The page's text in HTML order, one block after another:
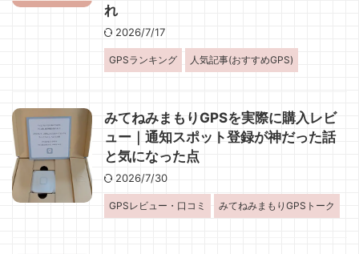
れ
2026/7/17
GPSランキング 人気記事(おすすめGPS)
みてねみまもりGPSを実際に購入レビ
ュー｜通知スポット登録が神だった話
と気になった点
2026/7/30
GPSレビュー・口コミ みてねみまもりGPSトーク